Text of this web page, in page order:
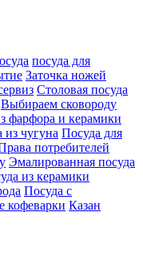
посуда для
Заточка ножей
Столовая посуда
Выбираем сковороду
фарфора и керамики
из чугуна Посуда для
потребителей
Эмалированная посуда
из керамики
Посуда с
кофеварки Казан